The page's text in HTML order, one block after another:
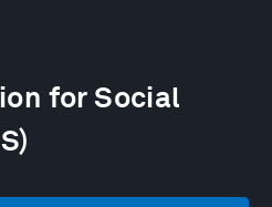
for Social